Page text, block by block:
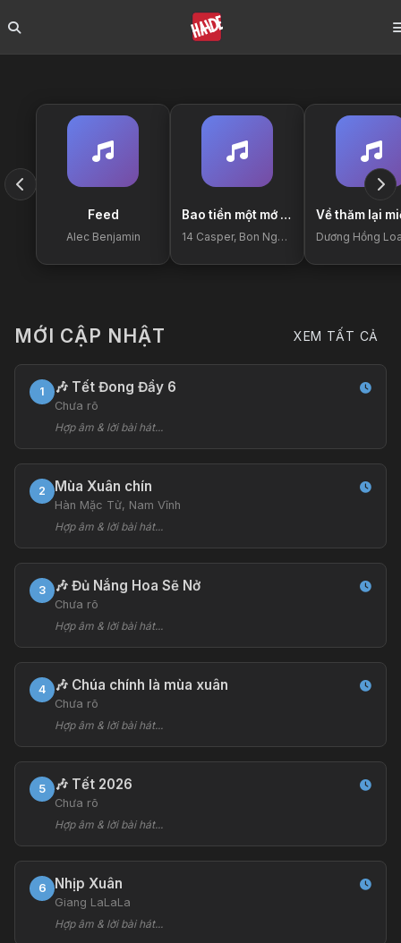
Feed
Alec Benjamin
Bao tiền một mớ bìn…
14 Casper, Bon Nghiêm
MỚI CẬP NHẬT XEM TẤT CẢ
1 🎶 Tết Đong Đầy 6
Chưa rõ
Hợp âm & lời bài hát...
2 Mùa Xuân chín
Hàn Mặc Tử, Nam Vĩnh
Hợp âm & lời bài hát...
3 🎶 Đủ Nắng Hoa Sẽ Nở
Chưa rõ
Hợp âm & lời bài hát...
4 🎶 Chúa chính là mùa xuân
Chưa rõ
Hợp âm & lời bài hát...
5 🎶 Tết 2026
Chưa rõ
Hợp âm & lời bài hát...
6 Nhịp Xuân
Giang LaLaLa
Hợp âm & lời bài hát...